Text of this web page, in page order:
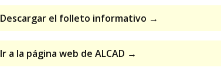
Descargar el folleto informativo →
Ir a la página web de ALCAD →